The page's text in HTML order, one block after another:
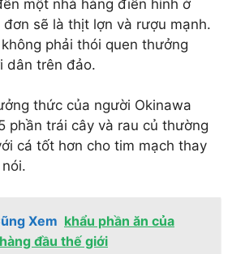
một nhà hàng điển hình ở
sẽ là thịt lợn và rượu mạnh.
phải thói quen thưởng
dân trên đảo.
thức của người Okinawa
phần trái cây và rau củ thường
cá tốt hơn cho tim mạch thay
Xem khẩu phần ăn của
đầu thế giới